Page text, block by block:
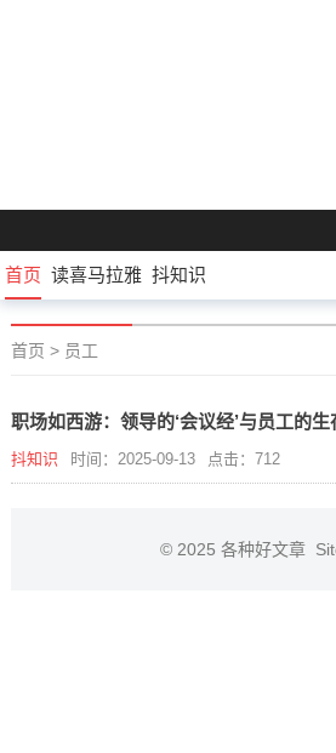
首页 读喜马拉雅 抖知识
首页 > 员工
职场如西游：领导的‘会议经’与员工的生
抖知识 时间：2025-09-13 点击：712
© 2025 各种好文章